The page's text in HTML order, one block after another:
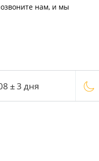
нам, и мы